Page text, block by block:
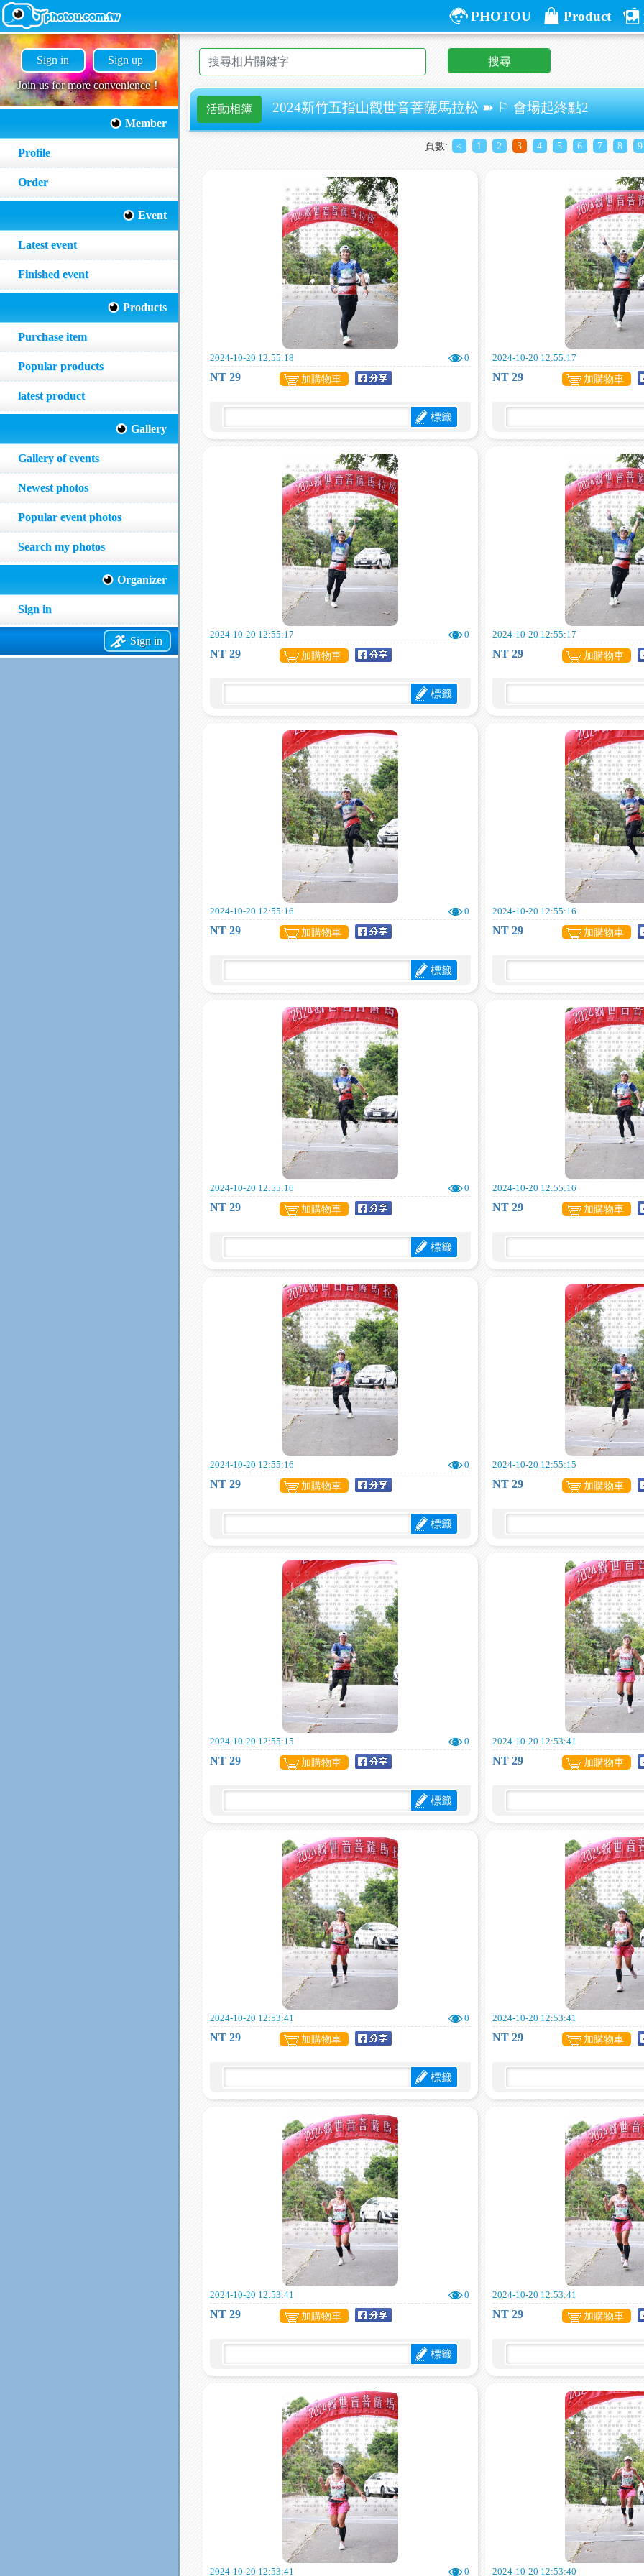
PHOTOU Product
Sign in Sign up
Join us for more convenience！
Member
Profile
Order
Event
Latest event
Finished event
Products
Purchase item
Popular products
latest product
Gallery
Gallery of events
Newest photos
Popular event photos
Search my photos
Organizer
Sign in
Sign in
搜尋
活動相簿 2024新竹五指山觀世音菩薩馬拉松 ➽ ⚐ 會場起終點2
頁數: < 1 2 3 4 5 6 7 8 9
2024-10-20 12:55:18 0
NT 29 加購物車
標籤
2024-10-20 12:55:17
NT 29 加購物車
2024-10-20 12:55:17 0
NT 29 加購物車
標籤
2024-10-20 12:55:17
NT 29 加購物車
2024-10-20 12:55:16 0
NT 29 加購物車
標籤
2024-10-20 12:55:16
NT 29 加購物車
2024-10-20 12:55:16 0
NT 29 加購物車
標籤
2024-10-20 12:55:16
NT 29 加購物車
2024-10-20 12:55:16 0
NT 29 加購物車
標籤
2024-10-20 12:55:15
NT 29 加購物車
2024-10-20 12:55:15 0
NT 29 加購物車
標籤
2024-10-20 12:53:41
NT 29 加購物車
2024-10-20 12:53:41 0
NT 29 加購物車
標籤
2024-10-20 12:53:41
NT 29 加購物車
2024-10-20 12:53:41 0
NT 29 加購物車
標籤
2024-10-20 12:53:41
NT 29 加購物車
2024-10-20 12:53:41 0 2024-10-20 12:53:40